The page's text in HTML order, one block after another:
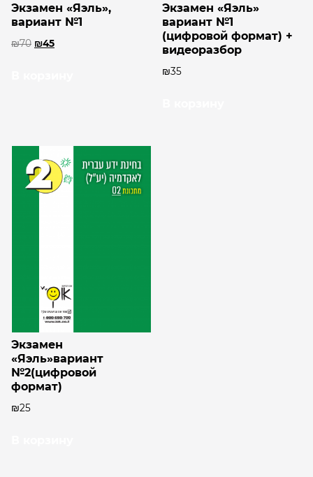
Экзамен «Яэль»,
вариант №1
₪70 ₪45
Экзамен «Яэль»
вариант №1
(цифровой формат) +
видеоразбор
₪35
Экзамен
«Яэль»вариант
№2(цифровой
формат)
₪25